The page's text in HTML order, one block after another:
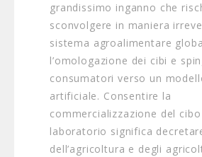
grandissimo inganno che
sconvolgere in maniera
sistema agroalimentare
l’omologazione dei cibi e
consumatori verso un
artificiale. Consentire la
commercializzazione del
laboratorio significa
dell’agricoltura e degli